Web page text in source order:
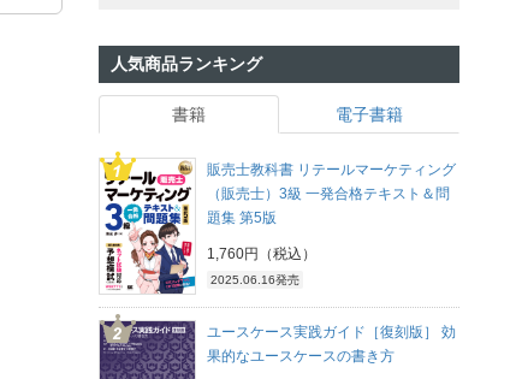
人気商品ランキング
書籍 電子書籍
販売士教科書 リテールマーケティング
（販売士）3級 一発合格テキスト＆問
題集 第5版
1,760円（税込）
2025.06.16発売
ユースケース実践ガイド［復刻版］ 効
果的なユースケースの書き方